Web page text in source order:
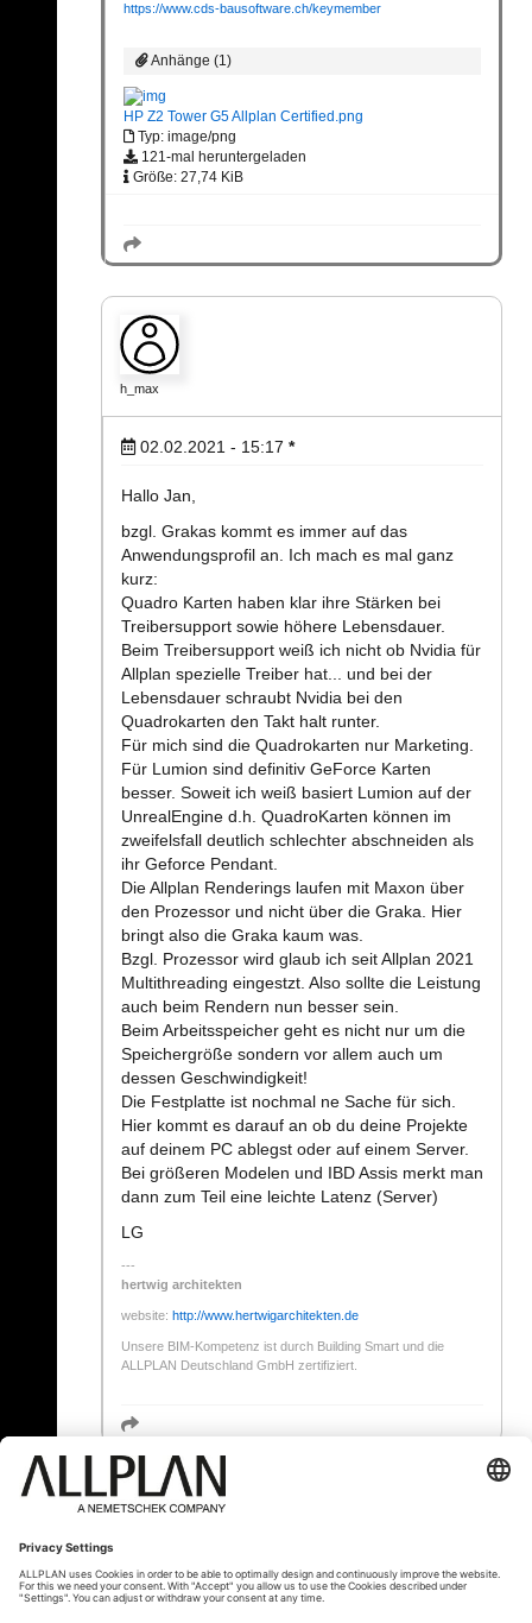
https://www.cds-bausoftware.ch/keymember
Anhänge (1)
HP Z2 Tower G5 Allplan Certified.png
Typ: image/png
121-mal heruntergeladen
Größe: 27,74 KiB
h_max
02.02.2021 - 15:17 *
Hallo Jan,
bzgl. Grakas kommt es immer auf das
Anwendungsprofil an. Ich mach es mal ganz
kurz:
Quadro Karten haben klar ihre Stärken bei
Treibersupport sowie höhere Lebensdauer.
Beim Treibersupport weiß ich nicht ob Nvidia für
Allplan spezielle Treiber hat... und bei der
Lebensdauer schraubt Nvidia bei den
Quadrokarten den Takt halt runter.
Für mich sind die Quadrokarten nur Marketing.
Für Lumion sind definitiv GeForce Karten
besser. Soweit ich weiß basiert Lumion auf der
UnrealEngine d.h. QuadroKarten können im
zweifelsfall deutlich schlechter abschneiden als
ihr Geforce Pendant.
Die Allplan Renderings laufen mit Maxon über
den Prozessor und nicht über die Graka. Hier
bringt also die Graka kaum was.
Bzgl. Prozessor wird glaub ich seit Allplan 2021
Multithreading eingestzt. Also sollte die Leistung
auch beim Rendern nun besser sein.
Beim Arbeitsspeicher geht es nicht nur um die
Speichergröße sondern vor allem auch um
dessen Geschwindigkeit!
Die Festplatte ist nochmal ne Sache für sich.
Hier kommt es darauf an ob du deine Projekte
auf deinem PC ablegst oder auf einem Server.
Bei größeren Modelen und IBD Assis merkt man
dann zum Teil eine leichte Latenz (Server)
LG
hertwig architekten
website: http://www.hertwigarchitekten.de
Unsere BIM-Kompetenz ist durch Building Smart und die
ALLPLAN Deutschland GmbH zertifiziert.
« Zurück